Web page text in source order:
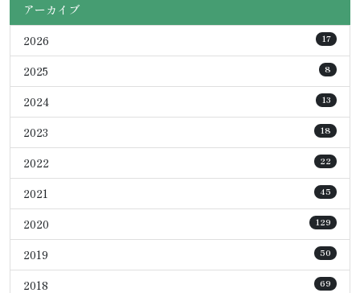
アーカイブ
2026
17
2025 8
2024 13
2023 18
2022 22
2021 45
2020 129
2019 50
2018 69